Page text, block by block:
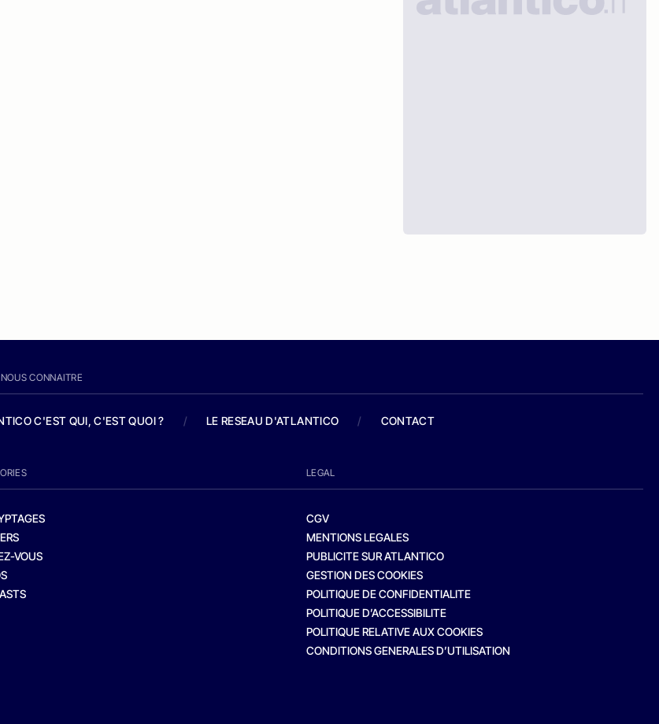
CONNAITRE
C'EST QUI, C'EST QUOI ? / LE RESEAU D'ATLANTICO / CONTACT
VOUS
LEGAL
CGV
MENTIONS LEGALES
PUBLICITE SUR ATLANTICO
GESTION DES COOKIES
POLITIQUE DE CONFIDENTIALITE
POLITIQUE D’ACCESSIBILITE
POLITIQUE RELATIVE AUX COOKIES
CONDITIONS GENERALES D’UTILISATION